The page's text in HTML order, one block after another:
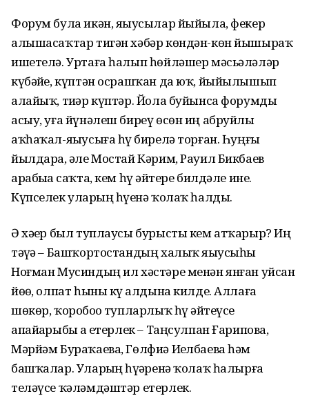
Форум була икән, яҙыусылар йыйыла, фекер
алышасаҡтар тигән хәбәр көндән-көн йышыраҡ
ишетелә. Уртаға һалып һөйләшер мәсьәләләр
күбәйҙе, күптән осрашҡан да юҡ, йыйылышып
алайыҡ, тиҙәр күптәр. Йола буйынса форумды
асыу, уға йүнәлеш биреү өсөн иң абруйлы
аҡһаҡал-яҙыусыға һүҙ бирелә торған. Һуңғы
йылдарҙа, әле Мостай Кәрим, Рауил Бикбаев
арабыҙҙа саҡта, кем һүҙ әйтере билдәле ине.
Күпселек уларҙың һүҙенә ҡолаҡ һалды.
Ә хәҙер был туплаусы бурысты кем атҡарыр? Иң
тәүҙә – Башҡортостандың халыҡ яҙыусыһы
Ноғман Мусиндың ил хәстәре менән янған уйсан
йөҙө, олпат һыны күҙ алдына килде. Аллаға
шөкөр, ҡоробоҙҙо тупларлыҡ һүҙ әйтеүсе
апайҙарыбыҙ ҙа етерлек – Таңсулпан Ғарипова,
Мәрйәм Бураҡаева, Гөлфиә Иҙелбаева һәм
башҡалар. Уларҙың һүҙҙәренә ҡолаҡ һалырға
теләүсе ҡәләмдәштәр етерлек.